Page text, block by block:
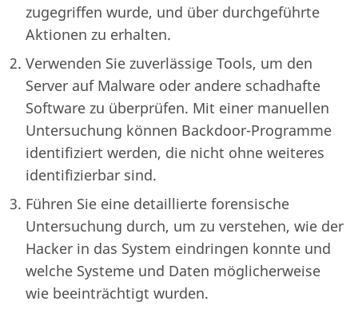
zugegriffen wurde, und über durchgeführte
Aktionen zu erhalten.
Verwenden Sie zuverlässige Tools, um den
Server auf Malware oder andere schadhafte
Software zu überprüfen. Mit einer manuellen
Untersuchung können Backdoor-Programme
identifiziert werden, die nicht ohne weiteres
identifizierbar sind.
Führen Sie eine detaillierte forensische
Untersuchung durch, um zu verstehen, wie der
Hacker in das System eindringen konnte und
welche Systeme und Daten möglicherweise
wie beeinträchtigt wurden.